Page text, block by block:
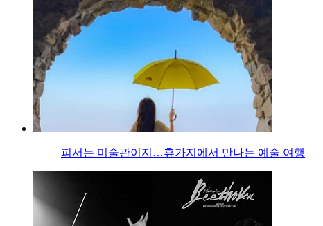
피서는 미술관이지…휴가지에서 만나는 예술 여행